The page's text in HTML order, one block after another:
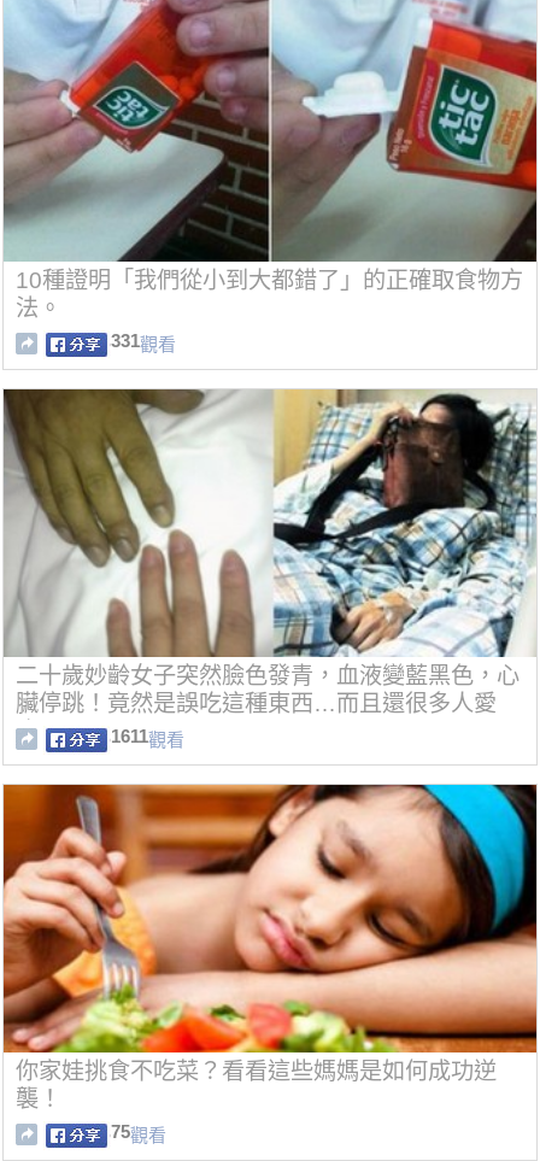
10種證明「我們從小到大都錯了」的正確取食物方
法。
331觀看
二十歲妙齡女子突然臉色發青，血液變藍黑色，心
臟停跳！竟然是誤吃這種東西…而且還很多人愛
吃！
1611觀看
你家娃挑食不吃菜？看看這些媽媽是如何成功逆
襲！
75觀看